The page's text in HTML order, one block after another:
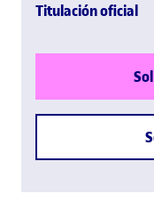
Titulación oficial